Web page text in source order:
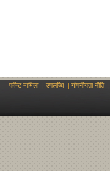
फॉन्ट मामिला| उपलब्धि | गोपनीयता नीति|